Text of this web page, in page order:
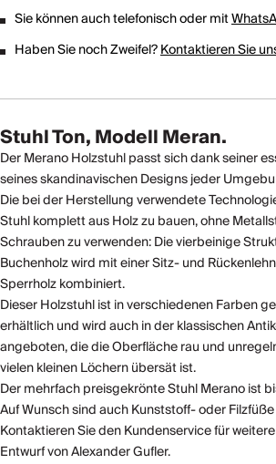
Sie können auch telefonisch oder mit
Haben Sie noch Zweifel?Kontaktieren Sie
Stuhl Ton, Modell Meran.
Der Merano Holzstuhl passt sich dank seiner
seines skandinavischen Designs jeder
Die bei der Herstellung verwendete
Stuhl komplett aus Holz zu bauen, ohne
Schrauben zu verwenden: Die vierbeinige
Buchenholz wird mit einer Sitz- und
Sperrholz kombiniert.
Dieser Holzstuhl ist in verschiedenen Farben
erhältlich und wird auch in der klassischen
angeboten, die die Oberfläche rau und
vielen kleinen Löchern übersät ist.
Der mehrfach preisgekrönte Stuhl Merano ist
Auf Wunsch sind auch Kunststoff- oder
Kontaktieren Sie den Kundenservice für
Entwurf von Alexander Gufler.